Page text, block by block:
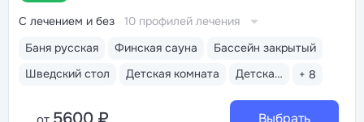
Баня русская Финская сауна
Бассейн закрытый
Шведский стол
Детская комната Детская анимация + 8
С лечением и без 10 профилей лечения
5600 ₽ Выбрать